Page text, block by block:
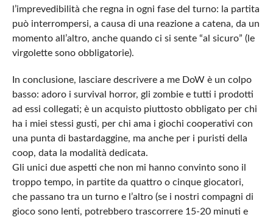
l’imprevedibilità che regna in ogni fase del turno: la partita
può interrompersi, a causa di una reazione a catena, da un
momento all’altro, anche quando ci si sente “al sicuro” (le
virgolette sono obbligatorie).
In conclusione, lasciare descrivere a me DoW è un colpo
basso: adoro i survival horror, gli zombie e tutti i prodotti
ad essi collegati; è un acquisto piuttosto obbligato per chi
ha i miei stessi gusti, per chi ama i giochi cooperativi con
una punta di bastardaggine, ma anche per i puristi della
coop, data la modalità dedicata.
Gli unici due aspetti che non mi hanno convinto sono il
troppo tempo, in partite da quattro o cinque giocatori,
che passano tra un turno e l’altro (se i nostri compagni di
gioco sono lenti, potrebbero trascorrere 15-20 minuti e